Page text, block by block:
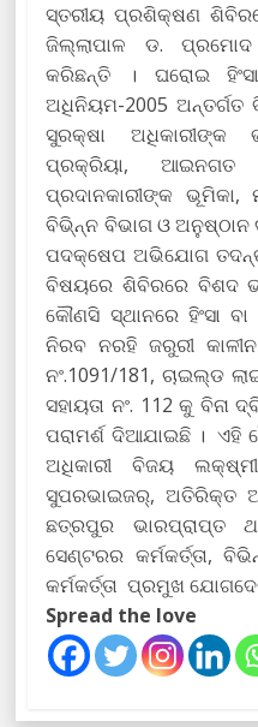
ସ୍ତରୀୟ ପ୍ରଶିକ୍ଷଣ
ଜିଲ୍ଲାପାଳ ଡ.
କରିଛନ୍ତି । ଘରୋଇ
ଅଧିନିୟମ-2005
ସୁରକ୍ଷା
ପ୍ରକ୍ରିୟା, ଆଇନଗତ
ପ୍ରଦାନକାରୀଙ୍କ
ବିଭି୍ନ୍ନ ବିଭାଗ ଓ ଅନୁଷ୍ଠାନ
ପଦକ୍ଷେପ ଅଭିଯୋଗ
ବିଷୟରେ ଶିବିରରେ ବିଶଦ
କୌଣସି ସ୍ଥାନରେ ହିଂସା
ନିରବ ନରହି ଜରୁରୀ
ନଂ.1091/181, ଚାଇଲ୍ଡ
ସହାୟତା ନଂ. 112 କୁ ବିନା
ପରାମର୍ଶ ଦିଆଯାଇଛି । ଏହି
ଅଧିକାରୀ ବିଜୟ
ସୁପରଭାଇଜର୍, ଅତିରିକ୍ତ
ଛତ୍ରପୁର ଭାରପ୍ରାପ୍ତ
ସେଣ୍ଟରର କର୍ମକର୍ତ୍ତା,
କର୍ମକର୍ତ୍ତା ପ୍ରମୁଖ
Spread the love